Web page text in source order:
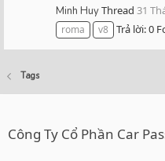
Minh HuyThread 31
roma
v8 Trả lời: 0
Tags
Công Ty Cổ Phần Car